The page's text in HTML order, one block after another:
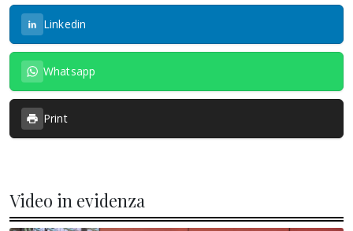
Linkedin
Whatsapp
Print
Video in evidenza